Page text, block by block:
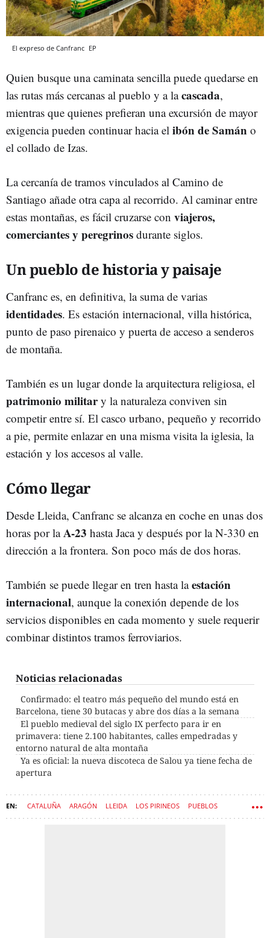
El expreso de Canfranc EP
Quien busque una caminata sencilla puede quedarse en
las rutas más cercanas al pueblo y a lacascada,
mientras que quienes prefieran una excursión de mayor
exigencia pueden continuar hacia el ibón de Samán o
el collado de Izas.
La cercanía de tramos vinculados al Camino de
Santiago añade otra capa al recorrido. Al caminar entre
estas montañas, es fácil cruzarse con viajeros,
comerciantes y peregrinos durante siglos.
Un pueblo de historia y paisaje
Canfranc es, en definitiva, la suma de varias
identidades. Es estación internacional, villa histórica,
punto de paso pirenaico y puerta de acceso a senderos
de montaña.
También es un lugar donde la arquitectura religiosa, el
patrimonio military la naturaleza conviven sin
competir entre sí. El casco urbano, pequeño y recorrido
a pie, permite enlazar en una misma visita la iglesia, la
estación y los accesos al valle.
Cómo llegar
Desde Lleida, Canfranc se alcanza en coche en unas dos
horas por laA-23 hasta Jaca y después por la N-330 en
dirección a la frontera. Son poco más de dos horas.
También se puede llegar en tren hasta laestación
internacional, aunque la conexión depende de los
servicios disponibles en cada momento y suele requerir
combinar distintos tramos ferroviarios.
Noticias relacionadas
Confirmado: el teatro más pequeño del mundo está en
Barcelona, tiene 30 butacas y abre dos días a la semana
El pueblo medieval del siglo IX perfecto para ir en
primavera: tiene 2.100 habitantes, calles empedradas y
entorno natural de alta montaña
Ya es oficial: la nueva discoteca de Salou ya tiene fecha de
apertura
CATALUÑA ARAGÓN LLEIDA LOS PIRINEOS PUEBLOS